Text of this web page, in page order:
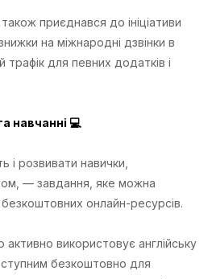
приєднався до ініціативи
на міжнародні дзвінки в
для певних додатків і
навчанні 💻
і розвивати навички,
— завдання, яке можна
онлайн-ресурсів.
активно використовує англійську
безкоштовно для